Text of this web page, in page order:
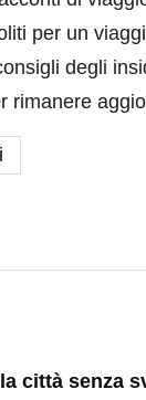
per un
degli
rimanere
città senza